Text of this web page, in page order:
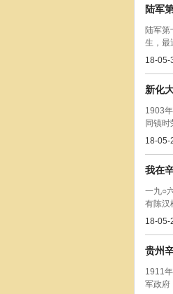
陆军
陆军第
生，最
18-05-
新化
1903
同镇
18-05-
我在
一九○
有陈汉
18-05-
贵州
1911
军政府